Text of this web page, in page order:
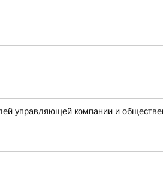
управляющей компании и